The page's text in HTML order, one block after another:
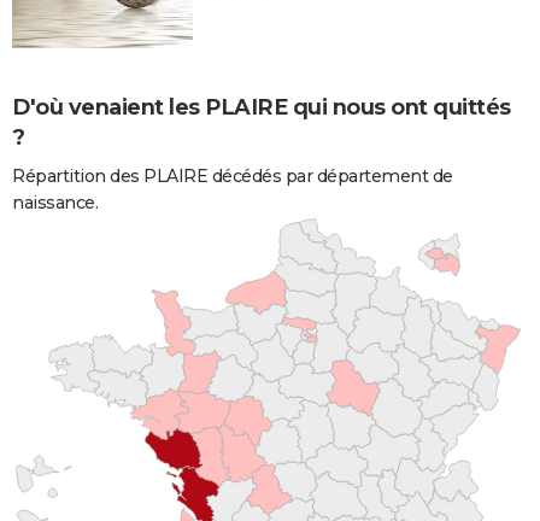
D'où venaient les PLAIRE qui nous ont quittés
?
Répartition des PLAIRE décédés par département de
naissance.